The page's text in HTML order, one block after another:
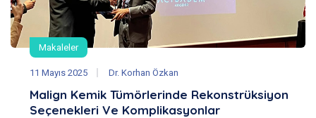
Makaleler
11 Mayıs 2025 Dr. Korhan Özkan
Malign Kemik Tümörlerinde Rekonstrüksiyon
Seçenekleri Ve Komplikasyonlar